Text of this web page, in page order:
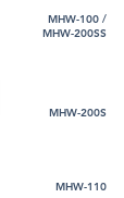
MHW-100 /
MHW-200SS
MHW-110
MHW-200S